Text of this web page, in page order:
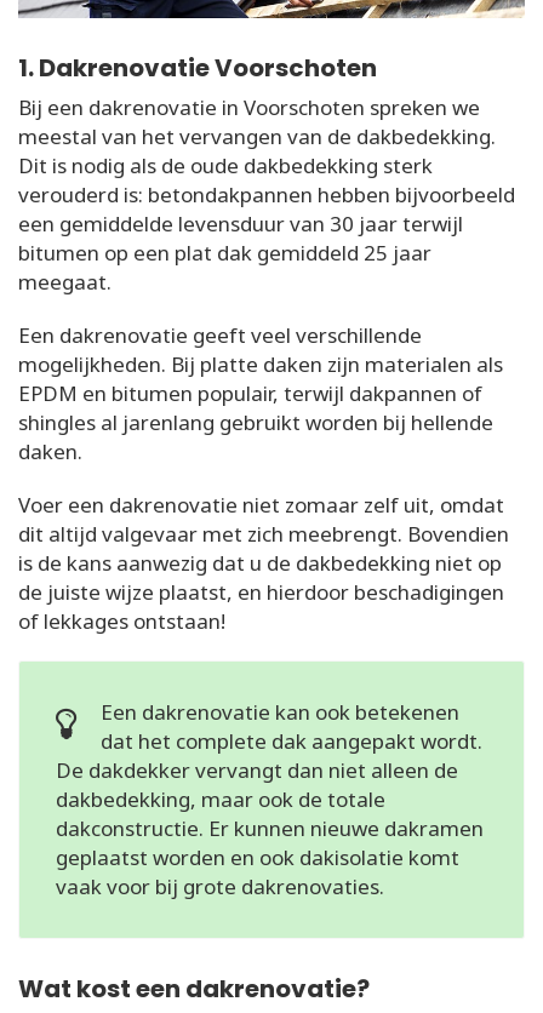
1. Dakrenovatie Voorschoten
Bij een dakrenovatie in Voorschoten spreken we
meestal van het vervangen van de dakbedekking.
Dit is nodig als de oude dakbedekking sterk
verouderd is: betondakpannen hebben bijvoorbeeld
een gemiddelde levensduur van 30 jaar terwijl
bitumen op een plat dak gemiddeld 25 jaar
meegaat.
Een dakrenovatie geeft veel verschillende
mogelijkheden. Bij platte daken zijn materialen als
EPDM en bitumen populair, terwijl dakpannen of
shingles al jarenlang gebruikt worden bij hellende
daken.
Voer een dakrenovatie niet zomaar zelf uit, omdat
dit altijd valgevaar met zich meebrengt. Bovendien
is de kans aanwezig dat u de dakbedekking niet op
de juiste wijze plaatst, en hierdoor beschadigingen
of lekkages ontstaan!
Een dakrenovatie kan ook betekenen
dat het complete dak aangepakt wordt.
De dakdekker vervangt dan niet alleen de
dakbedekking, maar ook de totale
dakconstructie. Er kunnen nieuwe dakramen
geplaatst worden en ook dakisolatie komt
vaak voor bij grote dakrenovaties.
Wat kost een dakrenovatie?